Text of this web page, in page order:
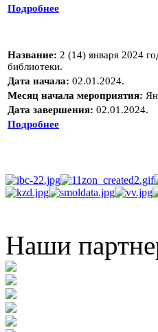
Подробнее
Название: 2 (14) января 2024
библиотеки.
Дата начала: 02.01.2024.
Месяц начала мероприятия:
Дата завершения: 02.01.2024.
Подробнее
Наши